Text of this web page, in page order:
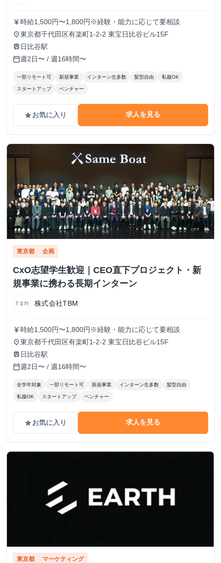
currency_yen 時給1,500円〜1,800円※経験・能力に応じて要相談
place東京都千代田区有楽町1-2-2 東宝日比谷ビル15F
train 日比谷駅
calendar_today週2日〜 / 週16時間〜
一部リモート可 新規事業 インターン生多数 髪型自由 私服OK
スタートアップ ベンチャー
gradeお気に入り 求人を見る
東京都 企画
CxO志望学生歓迎｜CEO直下プロジェクト・新
規事業に携わる長期インターン
株式会社TBM
currency_yen 時給1,500円〜1,800円※経験・能力に応じて要相談
place東京都千代田区有楽町1-2-2 東宝日比谷ビル15F
train 日比谷駅
calendar_today週2日〜 / 週16時間〜
全学年対象 一部リモート可 新規事業 インターン生多数 髪型自由
私服OK スタートアップ ベンチャー
gradeお気に入り 求人を見る
東京都 マーケティング